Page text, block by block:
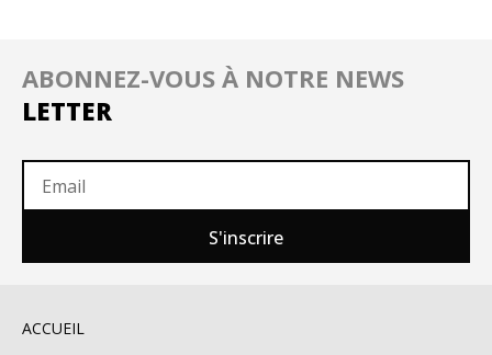
ABONNEZ-VOUS À NOTRE NEWS
LETTER
S'inscrire
ACCUEIL